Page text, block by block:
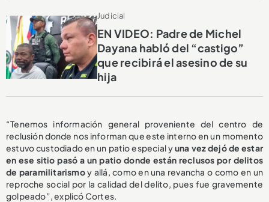
Judicial
EN VIDEO: Padre de Michel
Dayana habló del “castigo”
que recibirá el asesino de su
hija
“Tenemos información general proveniente del centro de
reclusión donde nos informan que este interno en un momento
estuvo custodiado en un patio especial yuna vez dejó de estar
en ese sitio pasó a un patio donde están reclusos por delitos
de paramilitarismoy allá, como en una revancha o como en un
reproche social por la calidad del delito, pues fue gravemente
golpeado”, explicó Cortes.